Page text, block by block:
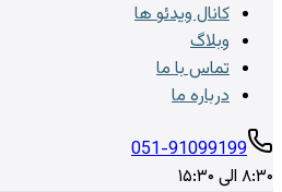
کانال ویدئو ها
وبلاگ
تماس با ما
درباره ما
051-91099199
۸:۳۰ الی ۱۵:۳۰